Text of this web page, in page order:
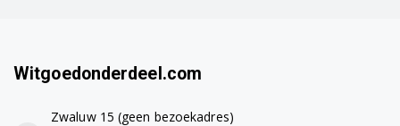
BCO260CD 0132504002
BCO260CD 0132504003
Witgoedonderdeel.com
Zwaluw 15 (geen bezoekadres)